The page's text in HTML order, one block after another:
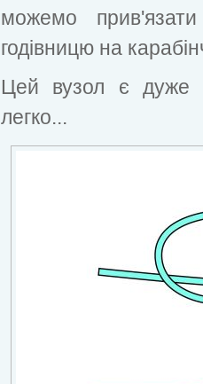
можемо
годівницю на
Цей вузол є дуже
легко...